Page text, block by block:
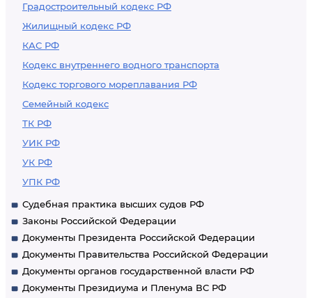
Градостроительный кодекс РФ
Жилищный кодекс РФ
КАС РФ
Кодекс внутреннего водного транспорта
Кодекс торгового мореплавания РФ
Семейный кодекс
ТК РФ
УИК РФ
УК РФ
УПК РФ
Судебная практика высших судов РФ
Законы Российской Федерации
Документы Президента Российской Федерации
Документы Правительства Российской Федерации
Документы органов государственной власти РФ
Документы Президиума и Пленума ВС РФ